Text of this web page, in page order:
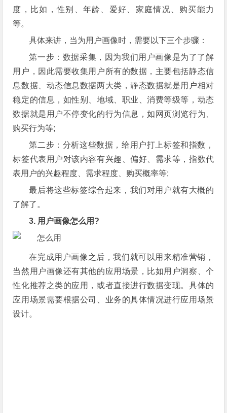
度，比如，性别、年龄、爱好、家庭情况、购买能力
等。
具体来讲，当为用户画像时，需要以下三个步骤：
第一步：数据采集，因为我们用户画像是为了了解
用户，因此需要收集用户所有的数据，主要包括静态信
息数据、动态信息数据两大类，静态数据就是用户相对
稳定的信息，如性别、地域、职业、消费等级等，动态
数据就是用户不停变化的行为信息，如网页浏览行为、
购买行为等;
第二步：分析这些数据，给用户打上标签和指数，
标签代表用户对该内容有兴趣、偏好、需求等，指数代
表用户的兴趣程度、需求程度、购买概率等;
最后将这些标签综合起来，我们对用户就有大概的
了解了。
3. 用户画像怎么用?
在完成用户画像之后，我们就可以用来精准营销，
当然用户画像还有其他的应用场景，比如用户洞察、个
性化推荐之类的应用，或者直接进行数据变现。具体的
应用场景需要根据公司、业务的具体情况进行应用场景
设计。